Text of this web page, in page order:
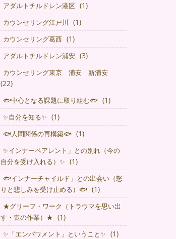
アダルトチルドレン港区 (1)
カウンセリング江戸川 (1)
カウンセリング葛西 (1)
アダルトチルドレン浦安 (3)
カウンセリング東京 浦安 新浦安
(22)
🐟中心となる課題に取り組む🐟 (1)
✨自分を知る✨ (1)
🐟人間関係の再構築🐟 (1)
✨インナーペアレント」との別れ（今の
自分を受け入れる）✨ (1)
🐟インナーチャイルド」との出会い（怒
りと悲しみを受け止める）🐟 (1)
★グリーフ・ワーク（トラウマを思い出
す・喪の作業）★ (1)
✨「エンパワメント」ということ✨ (1)